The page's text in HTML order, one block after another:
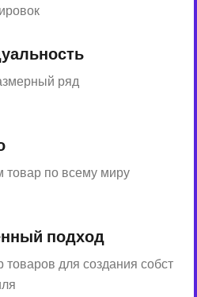
ряд
товар по всему миру
подход
товаров для создания собст